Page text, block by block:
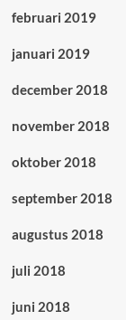
februari 2019
januari 2019
december 2018
november 2018
oktober 2018
september 2018
augustus 2018
juli 2018
juni 2018